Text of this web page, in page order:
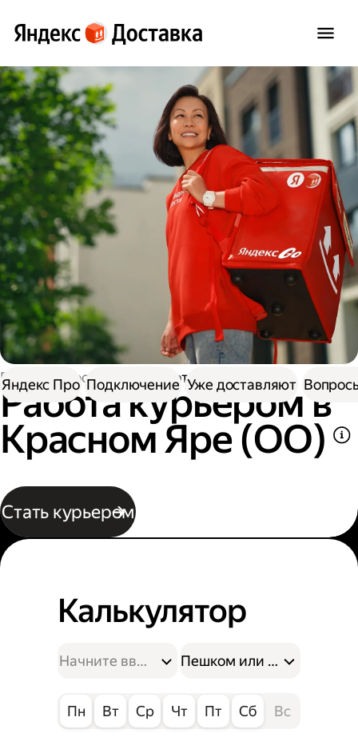
Работа в Доставке Работа курьером
Работа курьером в
Красном Яре (ОО)
Стать курьером
Яндекс Про Подключение Уже доставляют
Калькулятор
Пешком или на
Пн Вт Ср Чт Пт Сб Вс